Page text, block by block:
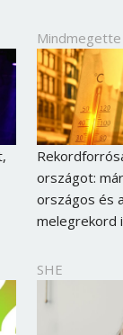
Mindmegette
országot:
országos és
melegrekord
SHE